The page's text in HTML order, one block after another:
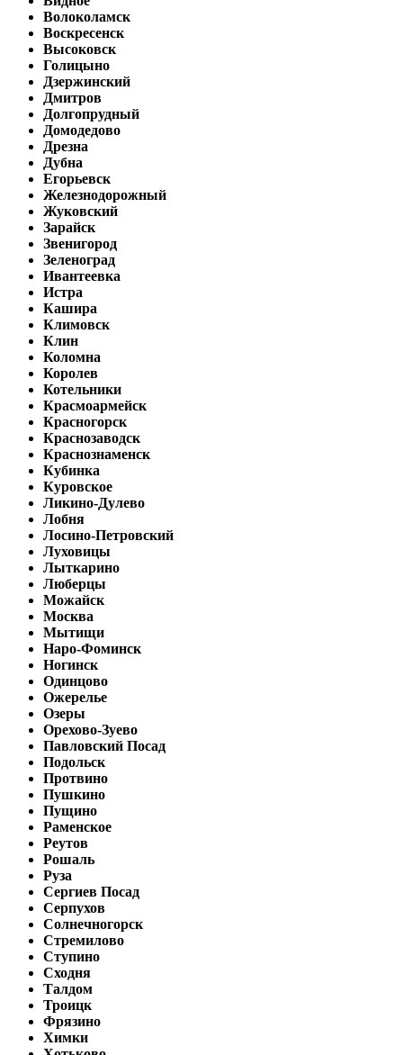
Волоколамск
Воскресенск
Высоковск
Голицыно
Дзержинский
Дмитров
Долгопрудный
Домодедово
Дрезна
Дубна
Егорьевск
Железнодорожный
Жуковский
Зарайск
Звенигород
Зеленоград
Ивантеевка
Истра
Кашира
Климовск
Клин
Коломна
Королев
Котельники
Красмоармейск
Красногорск
Краснозаводск
Краснознаменск
Кубинка
Куровское
Ликино-Дулево
Лобня
Лосино-Петровский
Луховицы
Лыткарино
Люберцы
Можайск
Москва
Мытищи
Наро-Фоминск
Ногинск
Одинцово
Ожерелье
Озеры
Орехово-Зуево
Павловский Посад
Подольск
Протвино
Пушкино
Пущино
Раменское
Реутов
Рошаль
Руза
Сергиев Посад
Серпухов
Солнечногорск
Стремилово
Ступино
Сходня
Талдом
Троицк
Фрязино
Химки